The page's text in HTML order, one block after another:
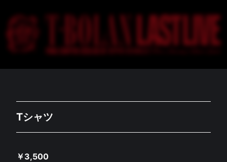
Tシャツ
￥3,500